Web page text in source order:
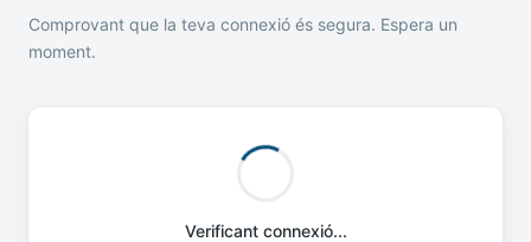
Comprovant que la teva connexió és segura. Espera un
moment.
Verificant connexió...